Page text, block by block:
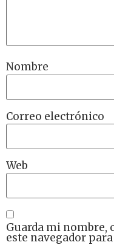
Nombre
Correo electrónico
Web
Guarda mi nombre,
este navegador